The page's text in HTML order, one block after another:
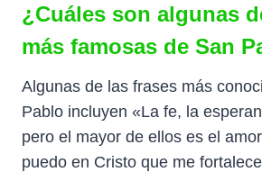
¿Cuáles son algunas
más famosas de San
Algunas de las frases más
Pablo incluyen «La fe, la
pero el mayor de ellos es el
puedo en Cristo que me